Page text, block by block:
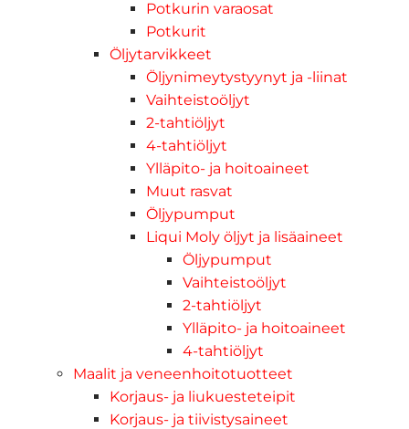
Potkurin varaosat
Potkurit
Öljytarvikkeet
Öljynimeytystyynyt ja -liinat
Vaihteistoöljyt
2-tahtiöljyt
4-tahtiöljyt
Ylläpito- ja hoitoaineet
Muut rasvat
Öljypumput
Liqui Moly öljyt ja lisäaineet
Öljypumput
Vaihteistoöljyt
2-tahtiöljyt
Ylläpito- ja hoitoaineet
4-tahtiöljyt
Maalit ja veneenhoitotuotteet
Korjaus- ja liukuesteteipit
Korjaus- ja tiivistysaineet